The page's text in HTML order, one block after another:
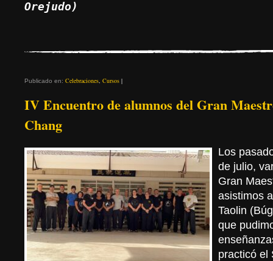
Orejudo)
Publicado en: Celebraciones, Cursos |
IV Encuentro de alumnos del Gran
Chang
Los
de julio,
Gran
asistimos
Taolin
que
practicó el